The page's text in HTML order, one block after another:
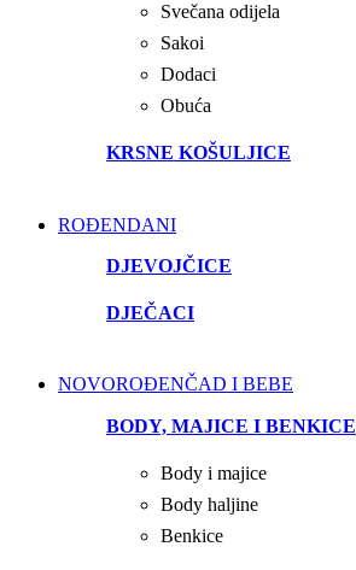
Svečana odijela
Sakoi
Dodaci
Obuća
KRSNE KOŠULJICE
ROĐENDANI
DJEVOJČICE
DJEČACI
NOVOROĐENČAD I BEBE
BODY, MAJICE I BENKICE
Body i majice
Body haljine
Benkice